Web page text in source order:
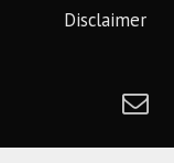
Disclaimer